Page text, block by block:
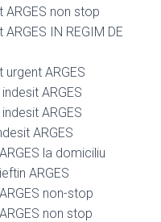
ARGES non stop
IN REGIM DE
ARGES
ARGES
ARGES
ARGES
la domiciliu
ARGES
non-stop
non stop